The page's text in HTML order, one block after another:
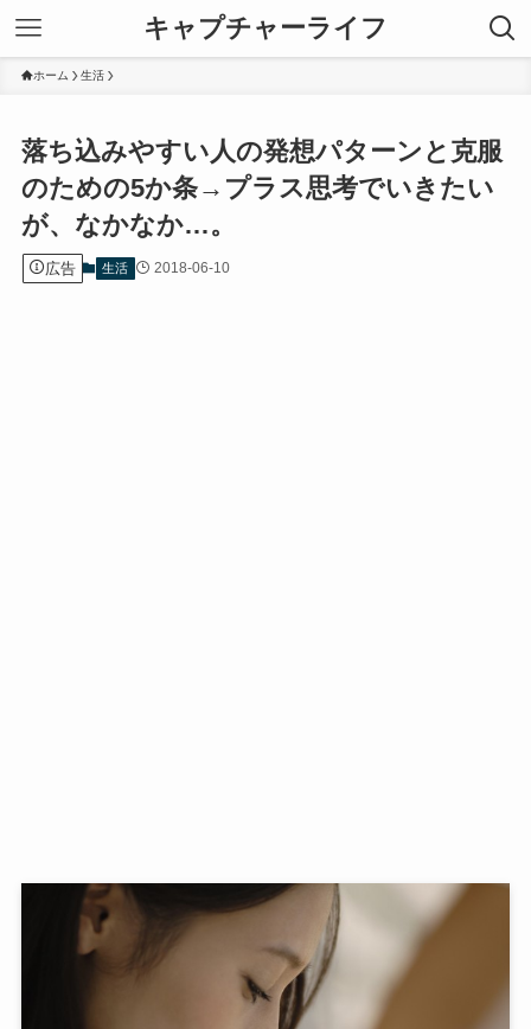
キャプチャーライフ
ホーム 生活
落ち込みやすい人の発想パターンと克服
のための5か条→プラス思考でいきたい
が、なかなか…。
広告 生活 2018-06-10